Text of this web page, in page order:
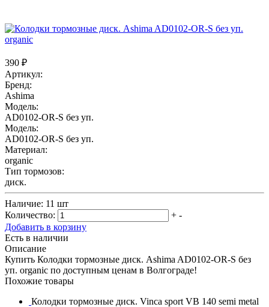
390 ₽
Артикул:
Бренд:
Ashima
Модель:
AD0102-OR-S без уп.
Модель:
AD0102-OR-S без уп.
Материал:
organic
Тип тормозов:
диск.
Наличие: 11 шт
Количество:
+ -
Добавить в корзину
Есть в наличии
Описание
Купить Колодки тормозные диск. Ashima AD0102-OR-S без
уп. organic по доступным ценам в Волгограде!
Похожие товары
Колодки тормозные диск. Vinca sport VB 140 semi metal